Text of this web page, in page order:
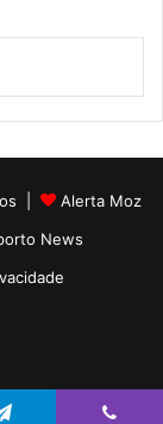
|
Alerta Moz
News